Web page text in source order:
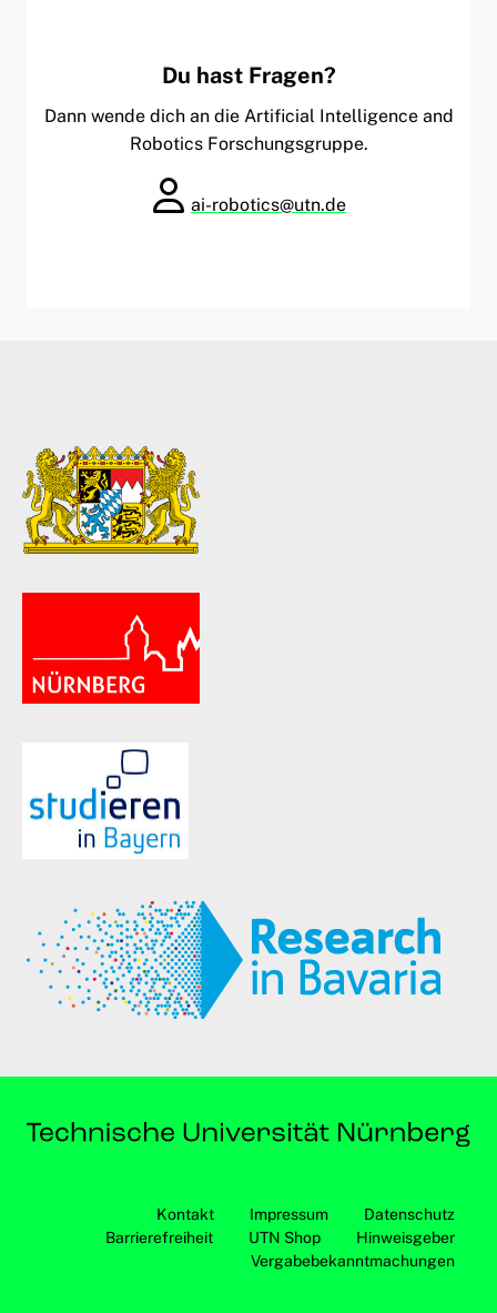
Du hast Fragen?
Dann wende dich an die Artificial Intelligence and
Robotics Forschungsgruppe.
ai-robotics@utn.de
Kontakt Impressum
Datenschutz
Barrierefreiheit
UTN Shop
Hinweisgeber
Vergabebekanntmachungen